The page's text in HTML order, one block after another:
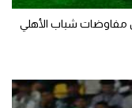
شباب الأهلي